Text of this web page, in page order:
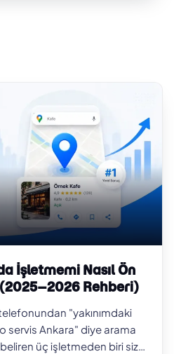
İşletmemi Nasıl Ön
(2025–2026 Rehberi)
"yakınımdaki
servis Ankara" diye arama
üç işletmeden biri siz